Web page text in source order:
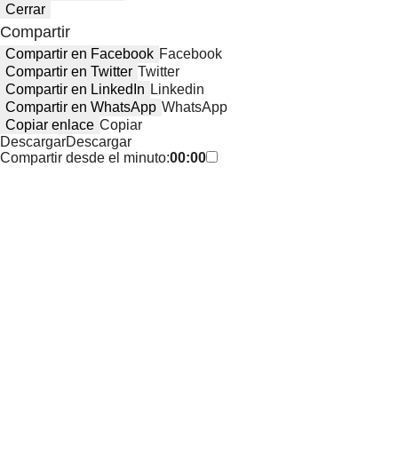
Cerrar
Compartir
Compartir en Facebook Facebook
Compartir en Twitter Twitter
Compartir en LinkedIn Linkedin
Compartir en WhatsApp WhatsApp
Copiar enlace Copiar
DescargarDescargar
Compartir desde el minuto:00:00